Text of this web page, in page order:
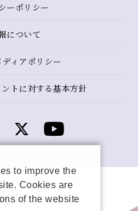
ーポリシー
について
ィアポリシー
トに対する基本方針
to improve the
Cookies are
of the website